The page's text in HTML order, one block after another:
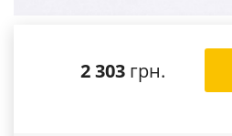
2 303 грн.